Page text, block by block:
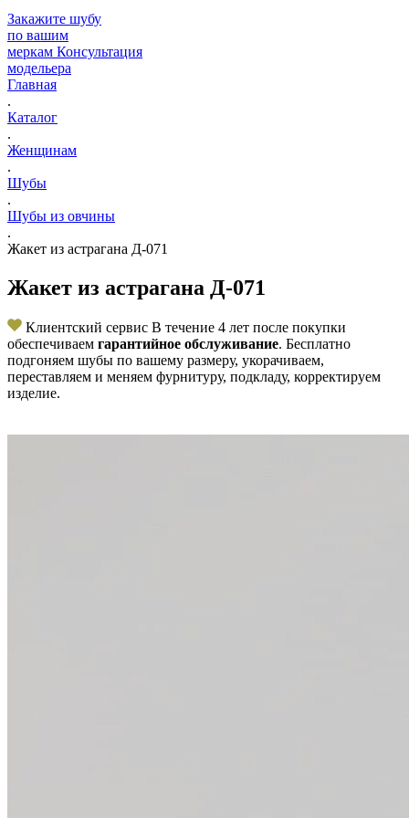
Закажите шубу
по вашим
меркам Консультация
модельера
Главная
.
Каталог
.
Женщинам
.
Шубы
.
Шубы из овчины
.
Жакет из астрагана Д-071
Жакет из астрагана Д-071
Клиентский сервис В течение 4 лет после покупки
обеспечиваем гарантийное обслуживание. Бесплатно
подгоняем шубы по вашему размеру, укорачиваем,
переставляем и меняем фурнитуру, подкладу, корректируем
изделие.